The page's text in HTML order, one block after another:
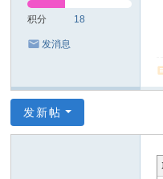
积分 18
发消息
发新帖